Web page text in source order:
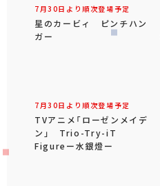
7月30日より順次登場予定
星のカービィ ピンチハン
ガー
7月30日より順次登場予定
TVアニメ「ローゼンメイデ
ン」 Trio-Try-iT
Figureー水銀燈ー